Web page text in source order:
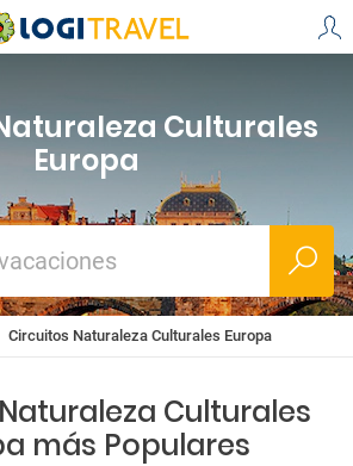
Culturales
Europa
Circuitos Naturaleza Culturales Europa
Culturales
más Populares